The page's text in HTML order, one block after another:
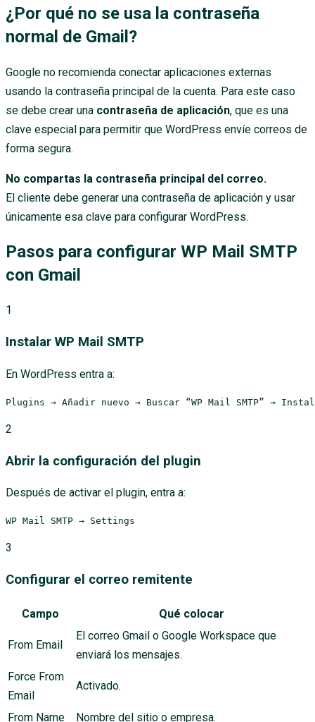
¿Por qué no se usa la contraseña
normal de Gmail?
Google no recomienda conectar aplicaciones externas
usando la contraseña principal de la cuenta. Para este caso
se debe crear una contraseña de aplicación, que es una
clave especial para permitir que WordPress envíe correos de
forma segura.
No compartas la contraseña principal del correo.
El cliente debe generar una contraseña de aplicación y usar
únicamente esa clave para configurar WordPress.
Pasos para configurar WP Mail SMTP
con Gmail
1
Instalar WP Mail SMTP
En WordPress entra a:
Plugins → Añadir nuevo → Buscar “WP Mail SMTP” →
2
Abrir la configuración del plugin
Después de activar el plugin, entra a:
WP Mail SMTP → Settings
3
Configurar el correo remitente
Campo Qué colocar
From Email
El correo Gmail o Google Workspace que
enviará los mensajes.
Force From
Email
Activado.
From Name Nombre del sitio o empresa.